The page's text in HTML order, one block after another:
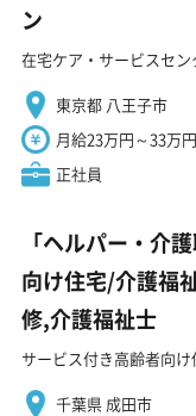
ン
在宅ケア・サービスセン
東京都 八王子市
月給23万円～33万円
正社員
「ヘルパー・介
向け住宅/介護福
修,介護福祉士
サービス付き高齢者向
千葉県 成田市